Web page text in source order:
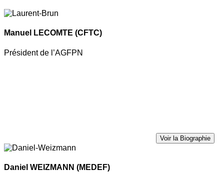
Manuel LECOMTE (CFTC)
Président de l’AGFPN
Voir la Biographie
Daniel WEIZMANN (MEDEF)